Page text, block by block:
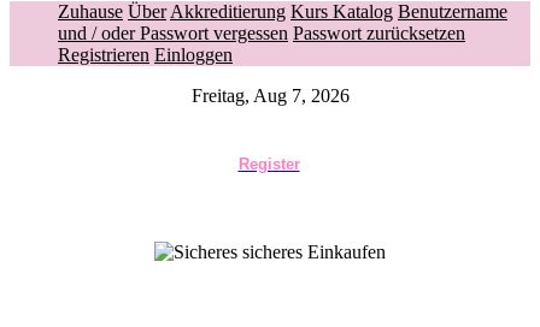
Zuhause Über Akkreditierung Kurs Katalog Benutzername
und / oder Passwort vergessen Passwort zurücksetzen
Registrieren Einloggen
Freitag, Aug 7, 2026
Register